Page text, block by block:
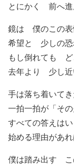
とにかく 前へ進
鏡は 僕のこの表
希望と 少しの恐
もし倒れても ど
去年より 少し近
手は落ち着いて
一拍一拍が「そ
すべての答えは
始める理由があ
僕は踏み出す こ